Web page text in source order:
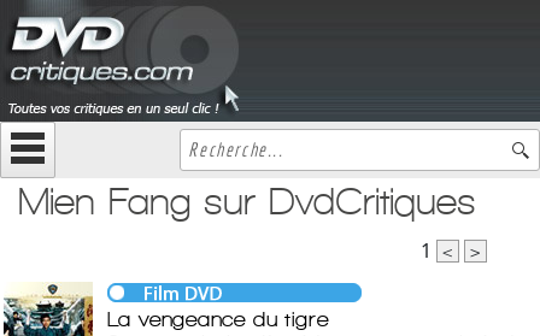
Mien Fang sur DvdCritiques
1 < >
La vengeance du tigre